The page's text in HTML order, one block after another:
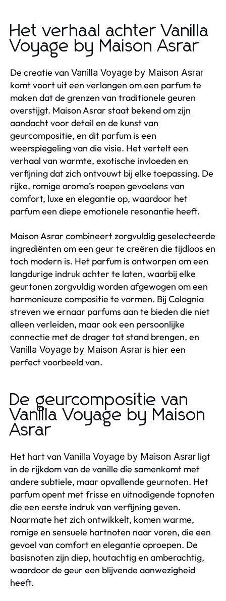
Het verhaal achter Vanilla
Voyage by Maison Asrar
De creatie van Vanilla Voyage by Maison Asrar
komt voort uit een verlangen om een parfum te
maken dat de grenzen van traditionele geuren
overstijgt. Maison Asrar staat bekend om zijn
aandacht voor detail en de kunst van
geurcompositie, en dit parfum is een
weerspiegeling van die visie. Het vertelt een
verhaal van warmte, exotische invloeden en
verfijning dat zich ontvouwt bij elke toepassing. De
rijke, romige aroma’s roepen gevoelens van
comfort, luxe en elegantie op, waardoor het
parfum een diepe emotionele resonantie heeft.
Maison Asrar combineert zorgvuldig geselecteerde
ingrediënten om een geur te creëren die tijdloos en
toch modern is. Het parfum is ontworpen om een
langdurige indruk achter te laten, waarbij elke
geurtonen zorgvuldig worden afgewogen om een
harmonieuze compositie te vormen. Bij Colognia
streven we ernaar parfums aan te bieden die niet
alleen verleiden, maar ook een persoonlijke
connectie met de drager tot stand brengen, en
Vanilla Voyage by Maison Asrar is hier een
perfect voorbeeld van.
De geurcompositie van
Vanilla Voyage by Maison
Asrar
Het hart van Vanilla Voyage by Maison Asrar ligt
in de rijkdom van de vanille die samenkomt met
andere subtiele, maar opvallende geurnoten. Het
parfum opent met frisse en uitnodigende topnoten
die een eerste indruk van verfijning geven.
Naarmate het zich ontwikkelt, komen warme,
romige en sensuele hartnoten naar voren, die een
gevoel van comfort en elegantie oproepen. De
basisnoten zijn diep, houtachtig en amberachtig,
waardoor de geur een blijvende aanwezigheid
heeft.